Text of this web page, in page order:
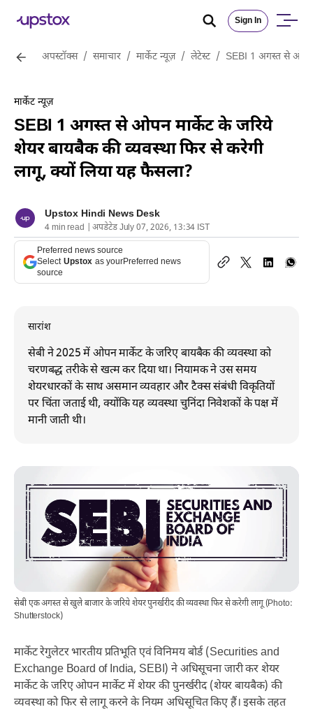
Sign In
अपस्टॉक्स / समाचार / मार्केट न्यूज़ / लेटेस्ट / SEBI 1 अगस्त से ओपन
मार्केट न्यूज़
SEBI 1 अगस्त से ओपन मार्केट के जरिये
शेयर बायबैक की व्यवस्था फिर से करेगी
लागू, क्यों लिया यह फैसला?
Upstox Hindi News Desk
4 min read | अपडेटेड July 07, 2026, 13:34 IST
Preferred news source
Select Upstox as yourPreferred news
source
सारांश
सेबी ने 2025 में ओपन मार्केट के जरिए बायबैक की व्यवस्था को
चरणबद्ध तरीके से खत्म कर दिया था। नियामक ने उस समय
शेयरधारकों के साथ असमान व्यवहार और टैक्स संबंधी विकृतियों
पर चिंता जताई थी, क्योंकि यह व्यवस्था चुनिंदा निवेशकों के पक्ष में
मानी जाती थी।
सेबी एक अगस्त से खुले बाजार के जरिये शेयर पुनर्खरीद की व्यवस्था फिर से करेगी लागू (Photo:
Shutterstock)
मार्केट रेगुलेटर भारतीय प्रतिभूति एवं विनिमय बोर्ड (Securities and
Exchange Board of India, SEBI) ने अधिसूचना जारी कर शेयर
मार्केट के जरिए ओपन मार्केट में शेयर की पुनर्खरीद (शेयर बायबैक) की
व्यवस्था को फिर से लागू करने के नियम अधिसूचित किए हैं। इसके तहत